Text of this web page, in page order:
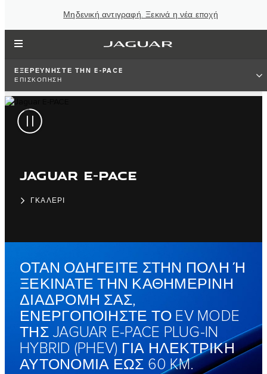
Μηδενική αντιγραφή. Ξεκινά η νέα εποχή
ΕΞΕΡΕΥΝΗΣΤΕ ΤΗΝ E-PACE
ΕΠΙΣΚΟΠΗΣΗ
JAGUAR E-PACE
ΓΚΑΛΕΡΙ
ΟΤΑΝ ΟΔΗΓΕΙΤΕ ΣΤΗΝ ΠΟΛΗ Ή
ΞΕΚΙΝΑΤΕ ΤΗΝ ΚΑΘΗΜΕΡΙΝΗ
ΔΙΑΔΡΟΜΗ ΣΑΣ,
ΕΝΕΡΓΟΠΟΙΗΣΤΕ ΤΟ EV MODE
ΤΗΣ JAGUAR E-PACE PLUG-IN
HYBRID (PHEV) ΓΙΑ ΗΛΕΚΤΡΙΚΗ
ΑΥΤΟΝΟΜΙΑ ΕΩΣ 60 KM.